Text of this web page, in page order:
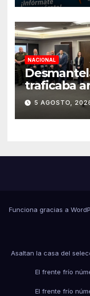
NACIONAL
traficaba
Arizona a
5 AGOSTO,
Funciona gracias a
Asaltan la casa del
El frente frío
El frente frío